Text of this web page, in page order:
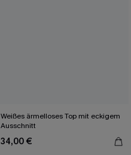
Weißes ärmelloses Top mit eckigem
Ausschnitt
34,00 €